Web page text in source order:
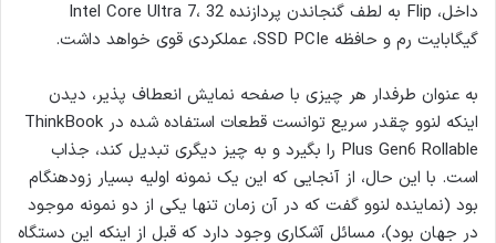
داخل، Flip به لطف گنجاندن پردازنده Intel Core Ultra 7، 32
گیگابایت رم و حافظه SSD PCIe، عملکردی قوی خواهد داشت.
به عنوان طرفدار هر چیزی با صفحه نمایش انعطاف پذیر، دیدن
اینکه لنوو چقدر سریع توانست قطعات استفاده شده در ThinkBook
Plus Gen6 Rollable را بگیرد و به چیز دیگری تبدیل کند، جذاب
است. با این حال، از آنجایی که این یک نمونه اولیه بسیار زودهنگام
بود (نماینده لنوو گفت که در آن زمان تنها یکی از دو نمونه موجود
در جهان بود)، مسائل آشکاری وجود دارد که قبل از اینکه این دستگاه